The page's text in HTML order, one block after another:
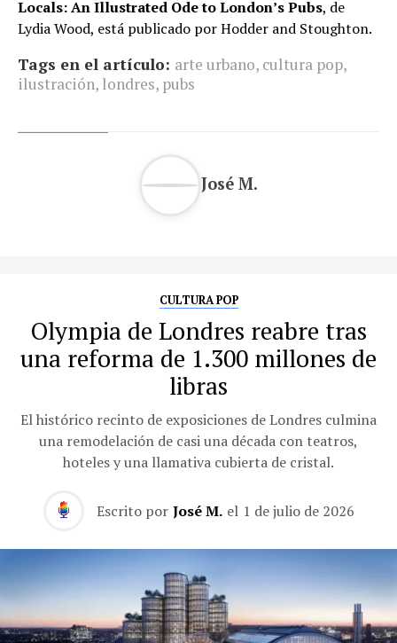
Locals: An Illustrated Ode to London’s Pubs, de
Lydia Wood, está publicado por Hodder and Stoughton.
Tags en el artículo: arte urbano, cultura pop,
ilustración, londres, pubs
José M.
CULTURA POP
Olympia de Londres reabre tras
una reforma de 1.300 millones de
libras
El histórico recinto de exposiciones de Londres culmina
una remodelación de casi una década con teatros,
hoteles y una llamativa cubierta de cristal.
Escrito por José M. el 1 de julio de 2026